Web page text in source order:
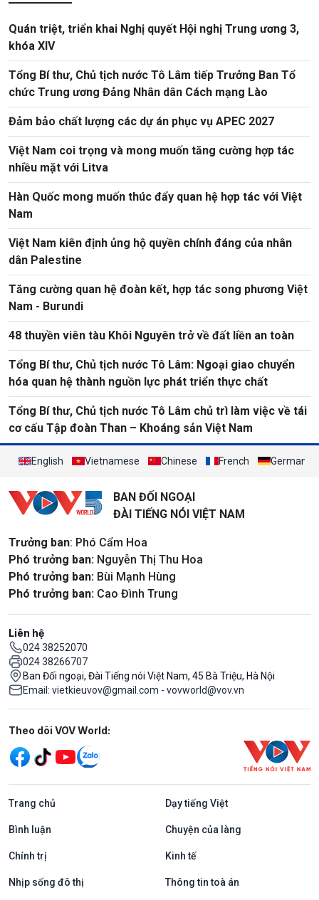
Quán triệt, triển khai Nghị quyết Hội nghị Trung ương 3,
khóa XIV
Tổng Bí thư, Chủ tịch nước Tô Lâm tiếp Trưởng Ban Tổ
chức Trung ương Đảng Nhân dân Cách mạng Lào
Đảm bảo chất lượng các dự án phục vụ APEC 2027
Việt Nam coi trọng và mong muốn tăng cường hợp tác
nhiều mặt với Litva
Hàn Quốc mong muốn thúc đẩy quan hệ hợp tác với Việt
Nam
Việt Nam kiên định ủng hộ quyền chính đáng của nhân
dân Palestine
Tăng cường quan hệ đoàn kết, hợp tác song phương Việt
Nam - Burundi
48 thuyền viên tàu Khôi Nguyên trở về đất liền an toàn
Tổng Bí thư, Chủ tịch nước Tô Lâm: Ngoại giao chuyển
hóa quan hệ thành nguồn lực phát triển thực chất
Tổng Bí thư, Chủ tịch nước Tô Lâm chủ trì làm việc về tái
cơ cấu Tập đoàn Than – Khoáng sản Việt Nam
English Vietnamese Chinese French German
BAN ĐỐI NGOẠI
ĐÀI TIẾNG NÓI VIỆT NAM
Trưởng ban: Phó Cẩm Hoa
Phó trưởng ban: Nguyễn Thị Thu Hoa
Phó trưởng ban: Bùi Mạnh Hùng
Phó trưởng ban: Cao Đình Trung
Liên hệ
024 38252070
024 38266707
Ban Đối ngoại, Đài Tiếng nói Việt Nam, 45 Bà Triệu, Hà Nội
Email: vietkieuvov@gmail.com - vovworld@vov.vn
Mạng xã hội
Theo dõi VOV World:
Trang chủ Dạy tiếng Việt
Bình luận Chuyện của làng
Chính trị Kinh tế
Nhịp sống đô thị Thông tin toà án